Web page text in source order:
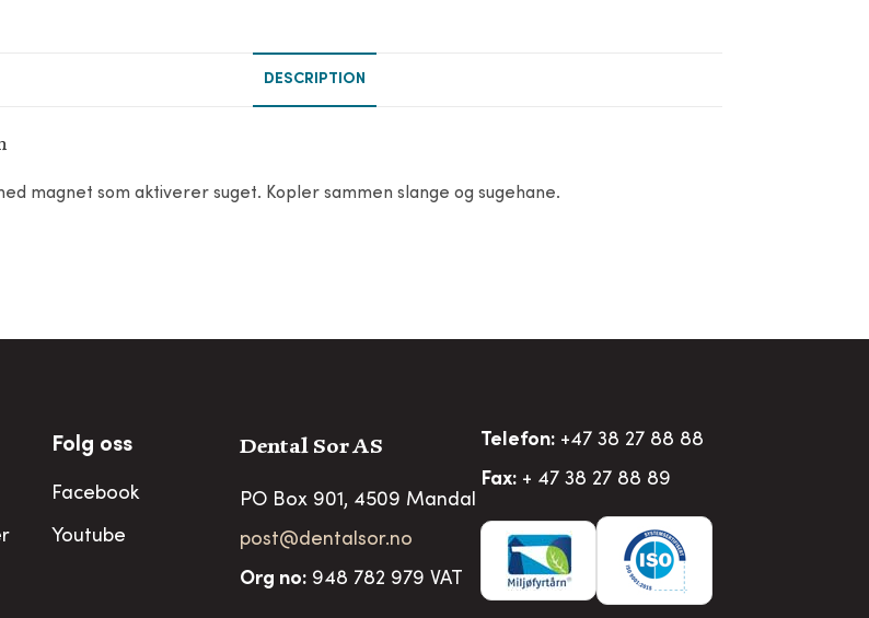
DESCRIPTION
magnet som aktiverer suget. Kopler sammen slange og sugehane.
Folg oss
Facebook
Youtube
Dental Sor AS
PO Box 901, 4509 Mandal
post@dentalsor.no
Org no:948 782 979 VAT
Telefon: +47 38 27 88 88
Fax: + 47 38 27 88 89